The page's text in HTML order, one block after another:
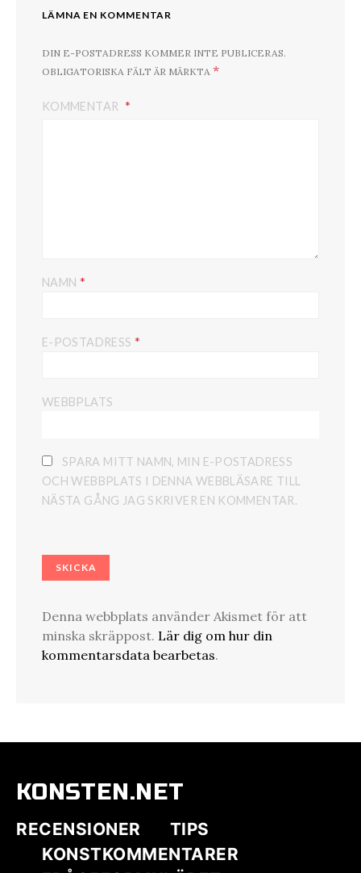
LÄMNA EN KOMMENTAR
DIN E-POSTADRESS KOMMER INTE PUBLICERAS.
OBLIGATORISKA FÄLT ÄR MÄRKTA *
KOMMENTAR
NAMN *
E-POSTADRESS *
WEBBPLATS
SPARA MITT NAMN, MIN E-POSTADRESS
OCH WEBBPLATS I DENNA WEBBLÄSARE TILL
NÄSTA GÅNG JAG SKRIVER EN KOMMENTAR.
Denna webbplats använder Akismet för att
minska skräppost. Lär dig om hur din
kommentarsdata bearbetas.
KONSTEN.NET
RECENSIONER
TIPS
KONSTKOMMENTARER